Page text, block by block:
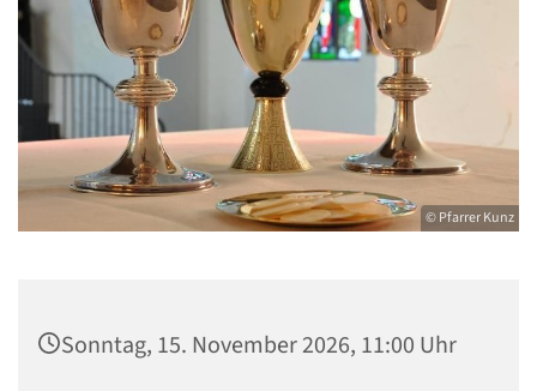
© Pfarrer Kunz
Sonntag, 15. November 2026, 11:00 Uhr